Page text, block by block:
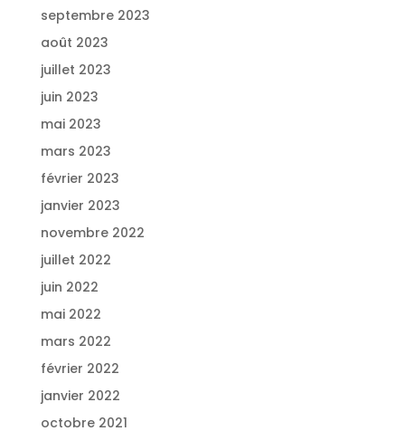
septembre 2023
août 2023
juillet 2023
juin 2023
mai 2023
mars 2023
février 2023
janvier 2023
novembre 2022
juillet 2022
juin 2022
mai 2022
mars 2022
février 2022
janvier 2022
octobre 2021